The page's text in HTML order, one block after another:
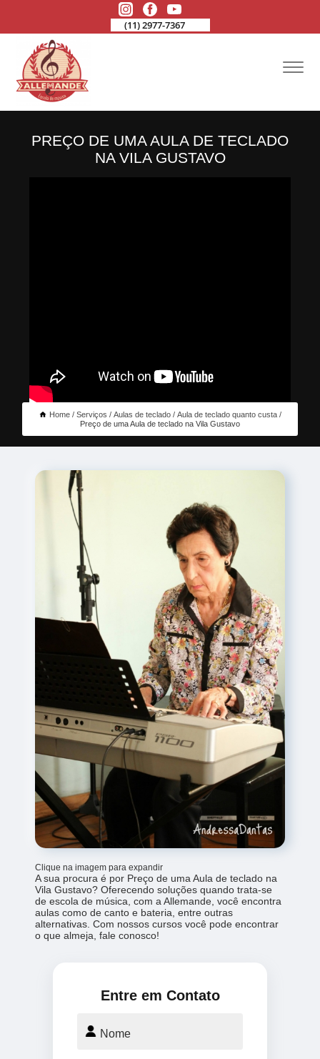
(11) 2977-7367
PREÇO DE UMA AULA DE TECLADO
NA VILA GUSTAVO
Home Serviços Aulas de teclado
Aula de teclado quanto custa
Preço de uma Aula de teclado na Vila Gustavo
Clique na imagem para expandir
A sua procura é por Preço de uma Aula de teclado na
Vila Gustavo? Oferecendo soluções quando trata-se
de escola de música, com a Allemande, você encontra
aulas como de canto e bateria, entre outras
alternativas. Com nossos cursos você pode encontrar
o que almeja, fale conosco!
Entre em Contato